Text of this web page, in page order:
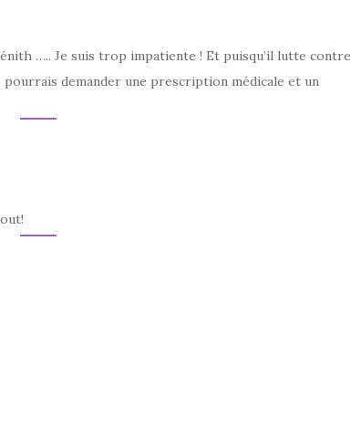
….. Je suis trop impatiente ! Et puisqu’il lutte contre
demander une prescription médicale et un